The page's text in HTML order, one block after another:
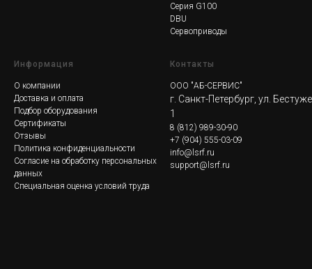
Серия G100
DBU
Сервоприводы
Информация
О компании
Доставка и оплата
Подбор оборудования
Сертификаты
Отзывы
Политика конфиденциальности
Согласие на обработку персональных
данных
Специальная оценка условий труда
Контакты
ООО "АБ-СЕРВИС"
г. Санкт-Петербург, ул.
1
8 (812) 989-30-90
+7 (904) 555-03-09
info@lsrf.ru
support@lsrf.ru